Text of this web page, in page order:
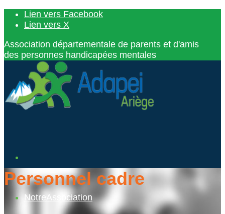
Lien vers Facebook
Lien vers X
Association départementale de parents et d'amis
des personnes handicapées mentales
NotreAssociation
Personnel cadre